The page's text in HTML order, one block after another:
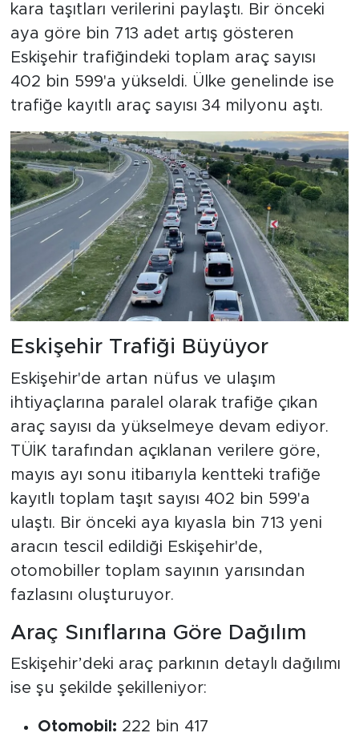
kara taşıtları verilerini paylaştı. Bir önceki
aya göre bin 713 adet artış gösteren
Eskişehir trafiğindeki toplam araç sayısı
402 bin 599'a yükseldi. Ülke genelinde ise
trafiğe kayıtlı araç sayısı 34 milyonu aştı.
Eskişehir Trafiği Büyüyor
Eskişehir'de artan nüfus ve ulaşım
ihtiyaçlarına paralel olarak trafiğe çıkan
araç sayısı da yükselmeye devam ediyor.
TÜİK tarafından açıklanan verilere göre,
mayıs ayı sonu itibarıyla kentteki trafiğe
kayıtlı toplam taşıt sayısı 402 bin 599'a
ulaştı. Bir önceki aya kıyasla bin 713 yeni
aracın tescil edildiği Eskişehir'de,
otomobiller toplam sayının yarısından
fazlasını oluşturuyor.
Araç Sınıflarına Göre Dağılım
Eskişehir’deki araç parkının detaylı dağılımı
ise şu şekilde şekilleniyor:
Otomobil: 222 bin 417